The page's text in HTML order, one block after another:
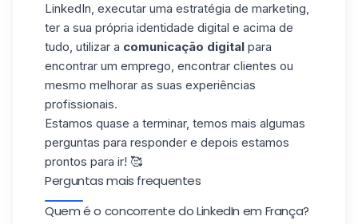
LinkedIn, executar uma estratégia de marketing,
ter a sua própria identidade digital e acima de
tudo, utilizar a comunicação digital para
encontrar um emprego, encontrar clientes ou
mesmo melhorar as suas experiências
profissionais.
Estamos quase a terminar, temos mais algumas
perguntas para responder e depois estamos
prontos para ir! 🥰
Perguntas mais frequentes
Quem é o concorrente do LinkedIn em França?